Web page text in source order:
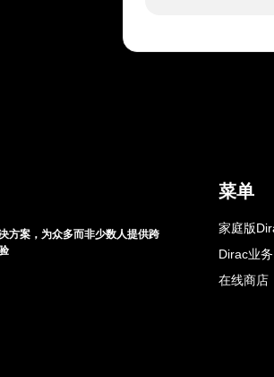
方案，为众多而非少数人提供跨
菜单
家庭版
Dirac业务
在线商店